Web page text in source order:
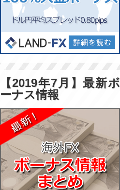
【2019年7月】最新ボ
ーナス情報